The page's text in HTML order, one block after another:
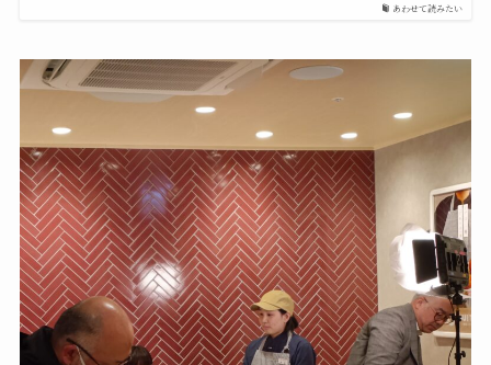
あわせて読みたい